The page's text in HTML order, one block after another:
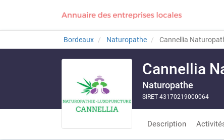
Bordeaux Naturopathe Cannellia
Cannellia
Naturopathe
SIRET 43170219000064
Description